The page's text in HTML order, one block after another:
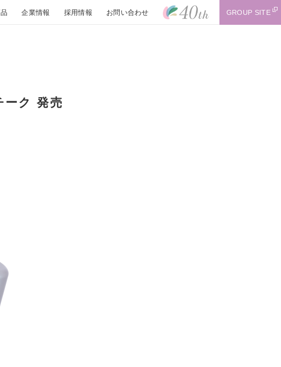
企業情報 採用情報 お問い合わせ GROUP SITE
ーク 発売